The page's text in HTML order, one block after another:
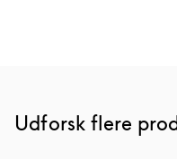
Udforsk flere